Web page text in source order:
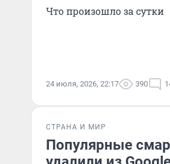
Что произошло за сутки
24 июля, 2026, 22:17 390
СТРАНА И МИР
Популярные